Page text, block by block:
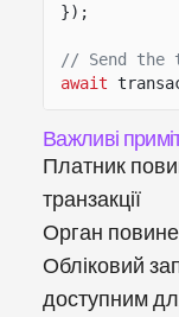
});
// Send the
await
Важливі
Платник
транзакції
Орган
Обліковий
доступним